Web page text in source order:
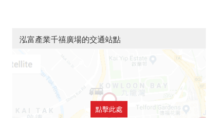
泓富產業千禧廣場的交通站點
點擊此處